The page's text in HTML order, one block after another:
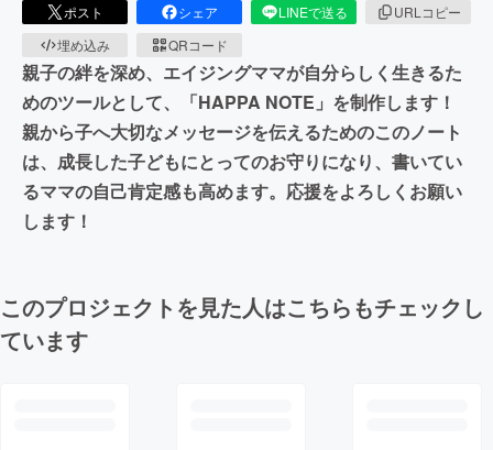
ポスト シェア LINEで送る
URLコピー
埋め込み
QRコード
親子の絆を深め、エイジングママが自分らしく生きるた
めのツールとして、「HAPPA NOTE」を制作します！
親から子へ大切なメッセージを伝えるためのこのノート
は、成長した子どもにとってのお守りになり、書いてい
るママの自己肯定感も高めます。応援をよろしくお願い
します！
このプロジェクトを見た人はこちらもチェックし
ています